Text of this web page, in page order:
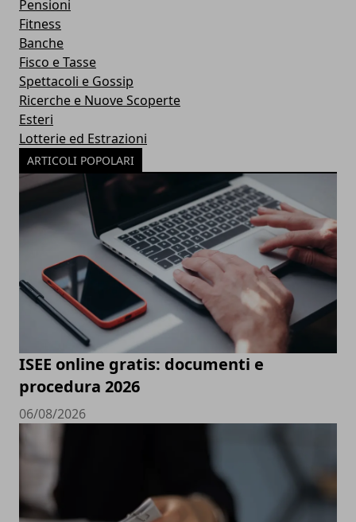
Pensioni
Fitness
Banche
Fisco e Tasse
Spettacoli e Gossip
Ricerche e Nuove Scoperte
Esteri
Lotterie ed Estrazioni
ARTICOLI POPOLARI
ISEE online gratis: documenti e
procedura 2026
06/08/2026